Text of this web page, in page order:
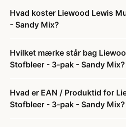
Hvad koster Liewood Lewis
- Sandy Mix?
Hvilket mærke står bag
Stofbleer - 3-pak - Sandy Mix?
Hvad er EAN / Produktid for
Stofbleer - 3-pak - Sandy Mix?